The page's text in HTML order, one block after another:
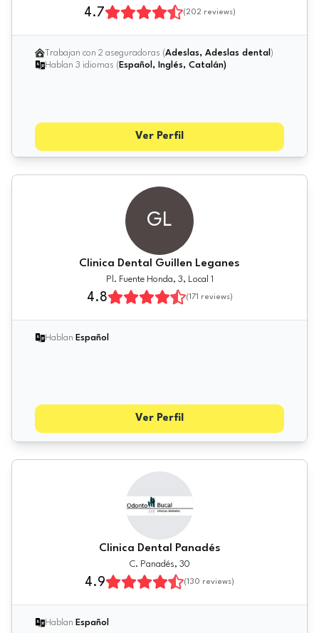
4.7 (202 reviews)
Trabajan con 2 aseguradoras (Adeslas, Adeslas dental )
Hablan 3 idiomas ( Español, Inglés, Catalán)
Ver Perfil
GL
Clinica Dental Guillen Leganes
Pl. Fuente Honda, 3, Local 1
4.8 (171 reviews)
Hablan Español
Ver Perfil
Clinica Dental Panadés
C. Panadés, 30
4.9 (130 reviews)
Hablan Español